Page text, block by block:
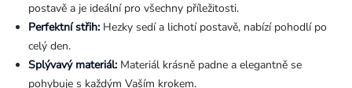
postavě a je ideální pro všechny příležitosti.
Perfektní střih: Hezky sedí a lichotí postavě, nabízí pohodlí po
celý den.
Splývavý materiál: Materiál krásně padne a elegantně se
pohybuje s každým Vaším krokem.